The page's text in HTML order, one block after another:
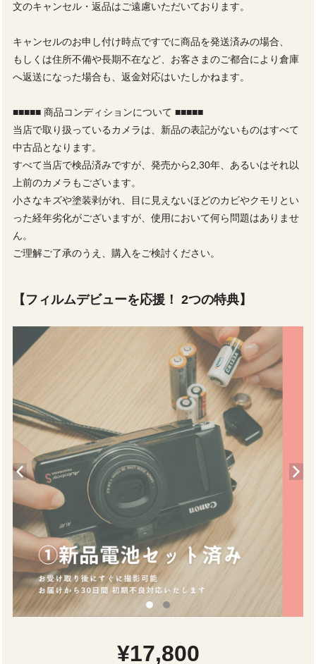
文のキャンセル・返品はご遠慮いただいております。
キャンセルのお申し付け時点ですでに商品を発送済みの場合、
もしくは住所不備や長期不在など、お客さまのご都合により倉庫
へ返送になった場合も、返金対応はいたしかねます。
■■■■■ 商品コンディションについて ■■■■■
当店で取り扱っているカメラは、新品の表記がないものはすべて
中古品となります。
すべて当店で検品済みですが、発売から2,30年、あるいはそれ以
上前のカメラもございます。
小さなキズや塗装剥がれ、目に見えないほどのカビやクモリとい
った経年劣化がございますが、使用において何ら問題はありませ
ん。
ご理解ご了承のうえ、購入をご検討ください。
【フィルムデビューを応援！ 2つの特典】
¥17,800